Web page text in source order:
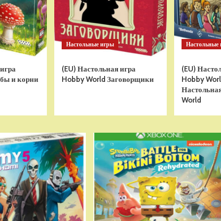
и корни
Настольные игры
(EU) Настольная игра
Hobby World Заговорщики
Настольные
(EU)
Hobby
World